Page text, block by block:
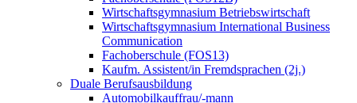
Wirtschaftsgymnasium Betriebswirtschaft
Wirtschaftsgymnasium International Business
Communication
Fachoberschule (FOS13)
Kaufm. Assistent/in Fremdsprachen (2j.)
Duale Berufsausbildung
Automobilkauffrau/-mann